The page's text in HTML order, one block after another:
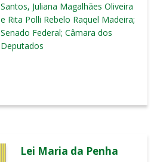
Santos, Juliana Magalhães Oliveira
e Rita Polli Rebelo Raquel Madeira;
Senado Federal; Câmara dos
Deputados
Lei Maria da Penha